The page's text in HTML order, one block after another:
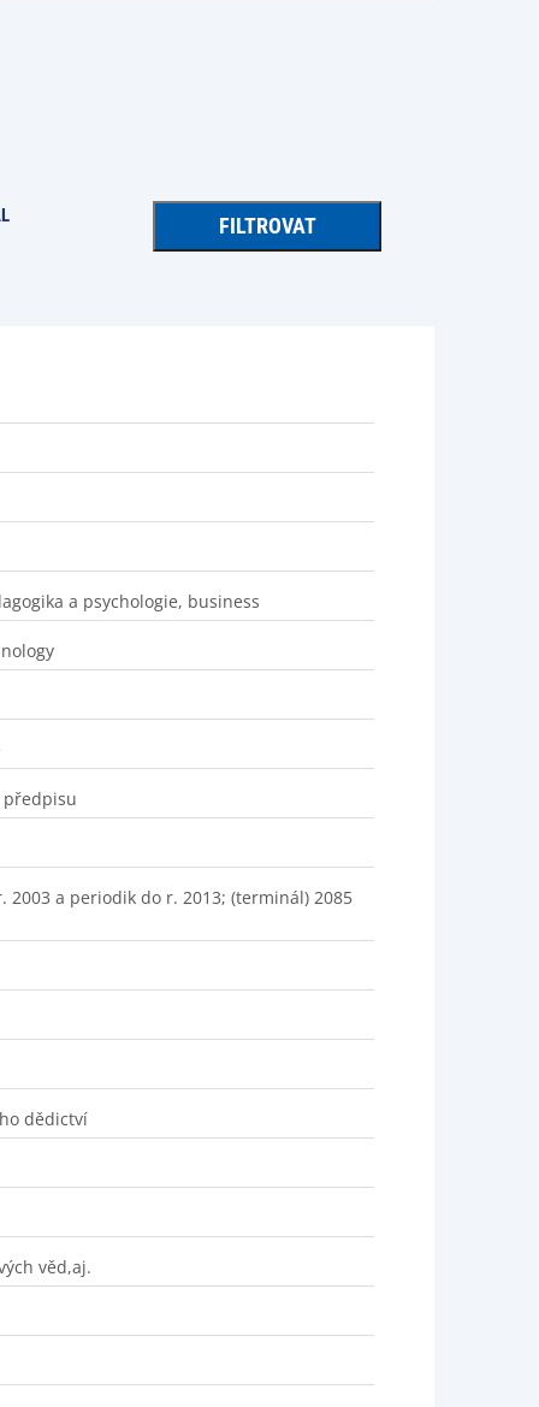
FILTROVAT
a psychologie, business
předpisu
a periodik do r. 2013; (terminál) 2085
dědictví
věd,aj.